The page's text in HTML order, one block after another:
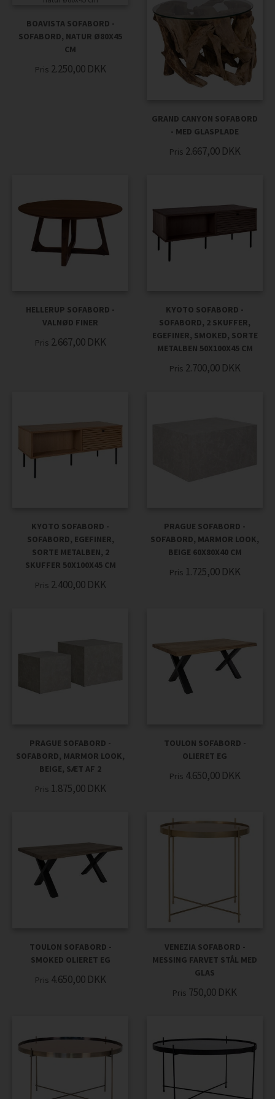
BOAVISTA SOFABORD -
SOFABORD, NATUR Ø80X45
CM
Pris 2.250,00 DKK
GRAND CANYON SOFABORD
- MED GLASPLADE
Pris 2.667,00 DKK
HELLERUP SOFABORD -
VALNØD FINER
Pris 2.667,00 DKK
KYOTO SOFABORD -
SOFABORD, 2 SKUFFER,
EGEFINER, SMOKED, SORTE
METALBEN 50X100X45 CM
Pris 2.700,00 DKK
KYOTO SOFABORD -
SOFABORD, EGEFINER,
SORTE METALBEN, 2
SKUFFER 50X100X45 CM
Pris 2.400,00 DKK
PRAGUE SOFABORD -
SOFABORD, MARMOR LOOK,
BEIGE 60X80X40 CM
Pris 1.725,00 DKK
PRAGUE SOFABORD -
SOFABORD, MARMOR LOOK,
BEIGE, SÆT AF 2
Pris 1.875,00 DKK
TOULON SOFABORD -
OLIERET EG
Pris 4.650,00 DKK
TOULON SOFABORD -
SMOKED OLIERET EG
Pris 4.650,00 DKK
VENEZIA SOFABORD -
MESSING FARVET STÅL MED
GLAS
Pris 750,00 DKK